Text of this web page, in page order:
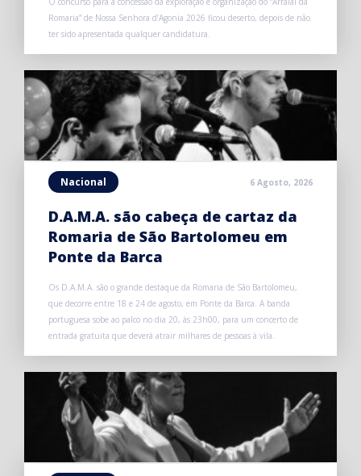
Romaria” de Nossa Senhora d’Agonia 2026 ficou deserto, depois de não
ter sido apresentada qualquer candidatura.
Nacional 6 Agosto, 2026
D.A.M.A. são cabeça de cartaz da
Romaria de São Bartolomeu em
Ponte da Barca
Os D.A.M.A. são o grande destaque da Romaria de São Bartolomeu,
que decorre entre 18 e 24 de agosto, em Ponte da Barca. A banda
portuguesa sobe ao palco no dia 20, às 23h00, para um concerto de
entrada gratuita que deverá atrair milhares de pessoas à vila.